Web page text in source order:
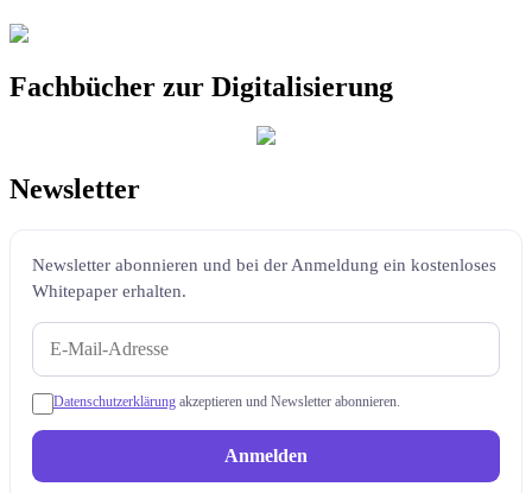
Fachbücher zur Digitalisierung
Newsletter
Newsletter abonnieren und bei der Anmeldung ein kostenloses
Whitepaper erhalten.
Datenschutzerklärung akzeptieren und Newsletter abonnieren.
Anmelden